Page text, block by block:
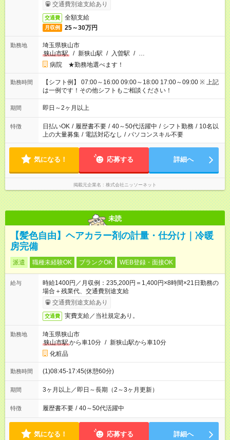
交通費別途支給あり
交通費 全額支給
月収例 25～30万円
勤務地
埼玉県狭山市
狭山市駅
/ 新狭山駅 / 入曽駅 / …
病院 ★勤務地選べます！
勤務時間
【シフト例】 07:00～16:00 09:00～18:00 17:00～09:00 ※ 上記
は一例です！その他シフトもご相談ください！
期間 即日～2ヶ月以上
特徴 日払いOK / 履歴書不要 / 40～50代活躍中 / シフト勤務 / 10名以
上の大量募集 / 電話対応なし / パソコンスキル不要
気になる！ 応募する 詳細へ
掲載元企業名 株式会社ニッソーネット
未読
【髪色自由】ヘアカラー剤の計量・仕分け｜冷暖
房完備
派遣 職種未経験OK ブランクOK WEB登録・面接OK
給与
時給1400円／月収例：235,200円＝1,400円×8時間×21日勤務の
場合＋残業代、交通費別途支給
交通費別途支給あり
交通費 実費支給／当社規定あり。
勤務地
埼玉県狭山市
狭山市駅から車10分 / 新狭山駅から車10分
化粧品
勤務時間 (1)08:45-17:45(休憩60分)
期間 3ヶ月以上／即日～長期（2～3ヶ月更新）
特徴 履歴書不要 / 40～50代活躍中
気になる！ 応募する 詳細へ